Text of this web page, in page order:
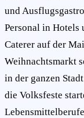
und
Personal in Hotels
Caterer auf der
Weihnachtsmarkt
in der ganzen
die Volksfeste